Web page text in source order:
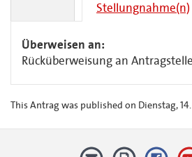
Stellungnahme(n)
Überweisen an:
Rücküberweisung an
This Antrag was published on Dienstag, 14.